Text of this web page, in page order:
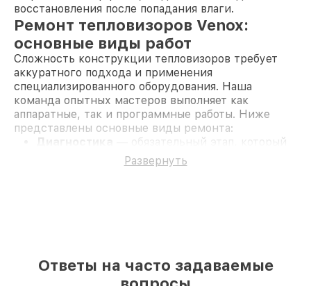
восстановления после попадания влаги.
Ремонт тепловизоров Venox:
основные виды работ
Сложность конструкции тепловизоров требует
аккуратного подхода и применения
специализированного оборудования. Наша
команда опытных мастеров выполняет как
аппаратные, так и программные работы. Ниже
представлены основные виды ремонта:
Диагностика
— обязательный этап, который
позволяет точно определить причину
точное считывание температурных данных.
Ремонт оптики и объективов—
Развернуть
Ответы на часто задаваемые